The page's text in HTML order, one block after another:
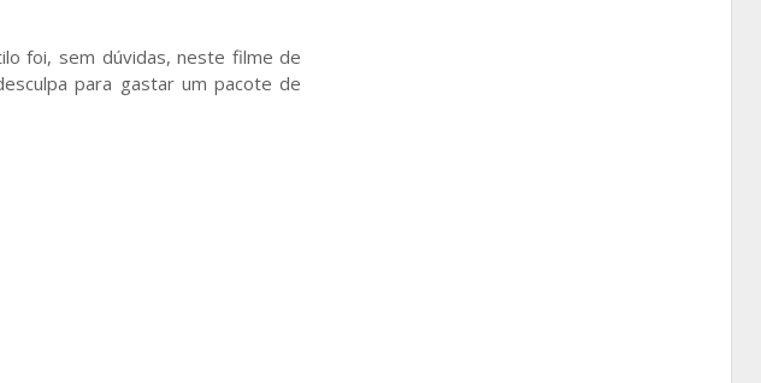
foi, sem dúvidas, neste filme de
para gastar um pacote de